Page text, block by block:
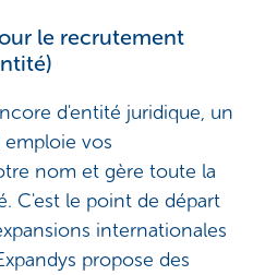
le recrutement
d'entité juridique, un
vos
nom et gère toute la
C'est le point de départ
internationales
propose des